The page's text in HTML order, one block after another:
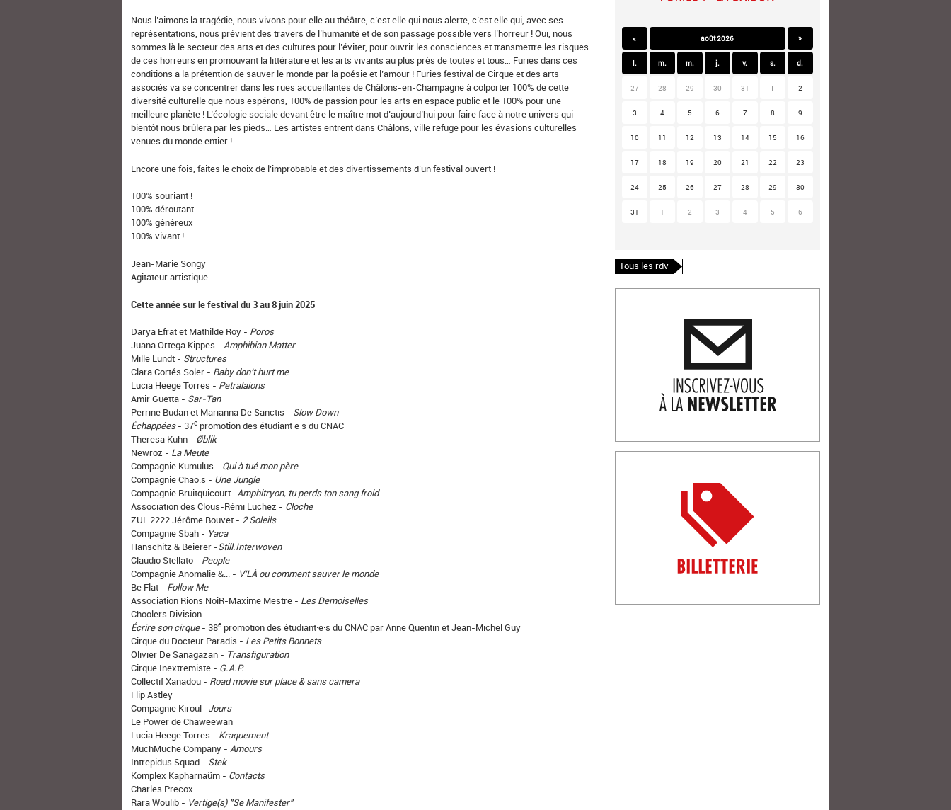
Nous l’aimons la tragédie, nous vivons pour elle au théâtre, c’est elle qui nous alerte, c’est elle qui, avec ses
représentations, nous prévient des travers de l’humanité et de son passage possible vers l’horreur ! Oui, nous
sommes là le secteur des arts et des cultures pour l’éviter, pour ouvrir les consciences et transmettre les risques
de ces horreurs en promouvant la littérature et les arts vivants au plus près de toutes et tous… Furies dans ces
conditions a la prétention de sauver le monde par la poésie et l’amour ! Furies festival de Cirque et des arts
associés va se concentrer dans les rues accueillantes de Châlons-en-Champagne à colporter 100% de cette
diversité culturelle que nous espérons, 100% de passion pour les arts en espace public et le 100% pour une
meilleure planète ! L’écologie sociale devant être le maître mot d’aujourd’hui pour faire face à notre univers qui
bientôt nous brûlera par les pieds… Les artistes entrent dans Châlons, ville refuge pour les évasions culturelles
venues du monde entier !
Encore une fois, faites le choix de l’improbable et des divertissements d’un festival ouvert !
100% souriant !
100% déroutant
100% généreux
100% vivant !
Jean-Marie Songy
Agitateur artistique
Cette année sur le festival du 3 au 8 juin 2025
Darya Efrat et Mathilde Roy - Poros
Juana Ortega Kippes -Amphibian Matter
Mille Lundt - Structures
Clara Cortés Soler - Baby don’t hurt me
Lucia Heege Torres - Petralaions
Amir Guetta - Sar-Tan
Perrine Budan et Marianna De Sanctis - Slow Down
Échappées- 37e promotion des étudiant·e·s du CNAC
Theresa Kuhn - Øblik
Newroz - La Meute
Compagnie Kumulus - Qui à tué mon père
Compagnie Chao.s - Une Jungle
Compagnie Bruitquicourt-Amphitryon, tu perds ton sang froid
Association des Clous-Rémi Luchez - Cloche
ZUL 2222 Jérôme Bouvet - 2 Soleils
Compagnie Sbah - Yaca
Hanschitz & Beierer -Still.Interwoven
Claudio Stellato - People
Compagnie Anomalie &... - V’LÀ ou comment sauver le monde
Be Flat - Follow Me
Association Rions NoiR-Maxime Mestre - Les Demoiselles
Choolers Division
Écrire son cirque- 38e promotion des étudiant·e·s du CNAC par Anne Quentin et Jean-Michel Guy
Cirque du Docteur Paradis - Les Petits Bonnets
Olivier De Sanagazan - Transfiguration
Cirque Inextremiste - G.A.P.
Collectif Xanadou - Road movie sur place & sans camera
Flip Astley
Compagnie Kiroul -Jours
Le Power de Chaweewan
Lucia Heege Torres - Kraquement
MuchMuche Company -Amours
Intrepidus Squad - Stek
Komplex Kapharnaüm - Contacts
Charles Precox
Rara Woulib - Vertige(s) "Se Manifester"
« août 2026 »
l. m. m. j. v. s. d.
27 28 29 30 31 1 2
3 4 5 6 7 8 9
10 11 12 13 14 15 16
17 18 19 20 21 22 23
24 25 26 27 28 29 30
31 1 2 3 4 5 6
Tous les rdv